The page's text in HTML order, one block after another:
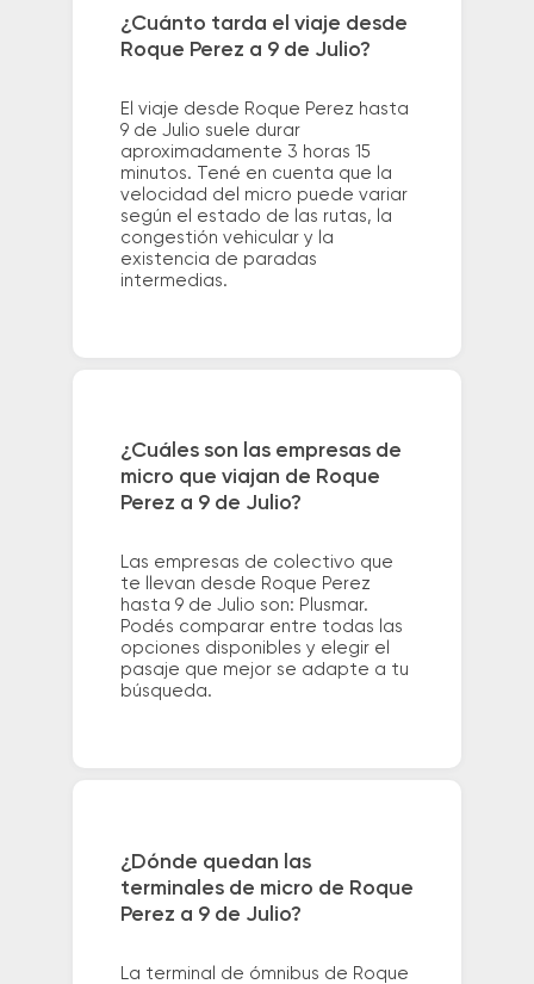
¿Cuánto tarda el viaje desde
Roque Perez a 9 de Julio?
El viaje desde Roque Perez hasta
9 de Julio suele durar
aproximadamente 3 horas 15
minutos. Tené en cuenta que la
velocidad del micro puede variar
según el estado de las rutas, la
congestión vehicular y la
existencia de paradas
intermedias.
¿Cuáles son las empresas de
micro que viajan de Roque
Perez a 9 de Julio?
Las empresas de colectivo que
te llevan desde Roque Perez
hasta 9 de Julio son: Plusmar.
Podés comparar entre todas las
opciones disponibles y elegir el
pasaje que mejor se adapte a tu
búsqueda.
¿Dónde quedan las
terminales de micro de Roque
Perez a 9 de Julio?
La terminal de ómnibus de Roque